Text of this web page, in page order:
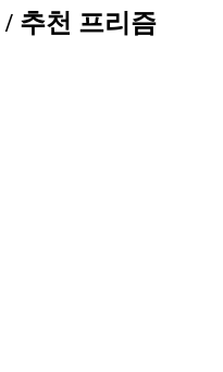
/ 추천 프리즘